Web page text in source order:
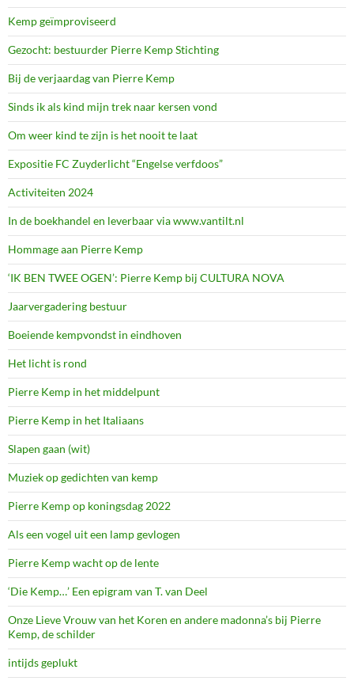
Kemp geïmproviseerd
Gezocht: bestuurder Pierre Kemp Stichting
Bij de verjaardag van Pierre Kemp
Sinds ik als kind mijn trek naar kersen vond
Om weer kind te zijn is het nooit te laat
Expositie FC Zuyderlicht “Engelse verfdoos”
Activiteiten 2024
In de boekhandel en leverbaar via www.vantilt.nl
Hommage aan Pierre Kemp
‘IK BEN TWEE OGEN’: Pierre Kemp bij CULTURA NOVA
Jaarvergadering bestuur
Boeiende kempvondst in eindhoven
Het licht is rond
Pierre Kemp in het middelpunt
Pierre Kemp in het Italiaans
Slapen gaan (wit)
Muziek op gedichten van kemp
Pierre Kemp op koningsdag 2022
Als een vogel uit een lamp gevlogen
Pierre Kemp wacht op de lente
‘Die Kemp…’ Een epigram van T. van Deel
Onze Lieve Vrouw van het Koren en andere madonna’s bij Pierre
Kemp, de schilder
intijds geplukt